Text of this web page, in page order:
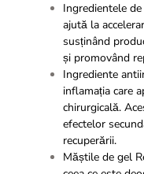
Ingredientele
ajută la
susținând
și promovând
Ingrediente
inflamația care
chirurgicală.
efectelor
recuperării.
Măștile de gel